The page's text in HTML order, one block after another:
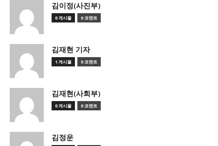
김이정(사진부)
0 게시물 0 코멘트
김재현 기자
1 게시물 0 코멘트
김재현(사회부)
0 게시물 0 코멘트
김정운